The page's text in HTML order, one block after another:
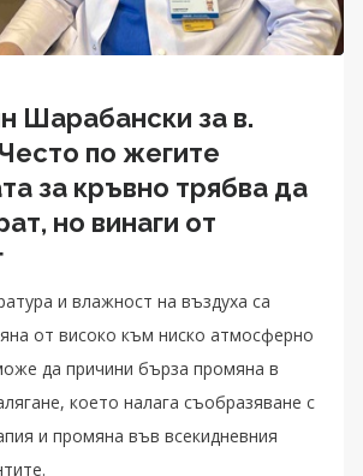
Шарабански за в.
по жегите
за кръвно трябва да
но винаги от
и влажност на въздуха са
от високо към ниско атмосферно
да причини бърза промяна в
което налага съобразяване с
и промяна във всекидневния